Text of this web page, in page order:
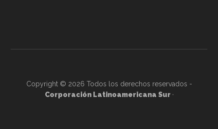
Copyright © 2026 Todos los derechos reservados -
Corporación Latinoamericana Sur ·